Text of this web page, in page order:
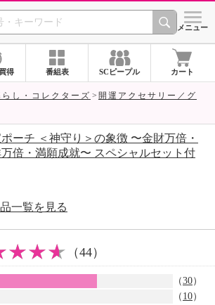
SHOP CHANNEL シメニュー
得 番組表 SCピープル カート
し・コレクターズ
開運アクセサリー／グ
ーチ ＜神守り＞の象徴 〜金財万倍・
倍・満願成就〜 スペシャルセット付
一覧を見る
（44）
（30）
（ 10）